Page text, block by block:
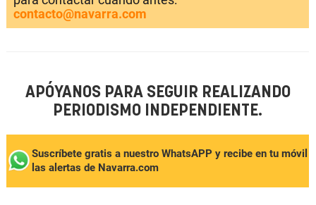
contacto@navarra.com
APÓYANOS PARA SEGUIR REALIZANDO
PERIODISMO INDEPENDIENTE.
Suscríbete gratis a nuestro WhatsAPP y recibe en tu móvil
las alertas de Navarra.com